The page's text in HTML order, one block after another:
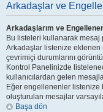
Arkadaşlar ve
Arkadaşlarım ve
Bu listeleri kullanarak
Arkadaşlar listenize
çevrimiçi durumlarını
Kontrol Panelinizde
kullanıcılardan gelen
Eğer engellenenler listenize
oluşturulan mesajlar
Başa dön